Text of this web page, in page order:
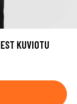
KUVIOTU